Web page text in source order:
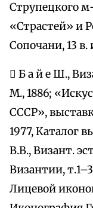
Струпецкого
«Страстей» и
Сопочани, 13 в.
 Б а й е Ш.,
М., 1886;
СССР»,
1977, Каталог
В.В., Визант.
Византии,
Лицевой